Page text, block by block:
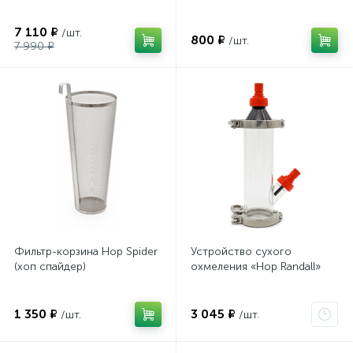
7 110 ₽ /шт.
7 990 ₽
800 ₽ /шт.
Фильтр-корзина Hop Spider
(хоп спайдер)
1 350 ₽ /шт.
Устройство сухого
охмеления «Hop Randall»
3 045 ₽ /шт.